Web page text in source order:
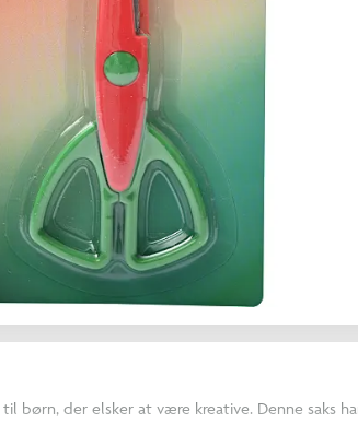
til børn, der elsker at være kreative. Denne saks